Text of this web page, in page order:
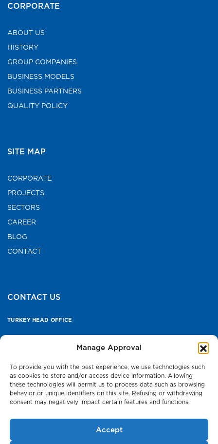
Manage Approval
To provide you with the best experience, we use technologies such
as cookies to store and/or access device information. Allowing
these technologies will permit us to process data such as browsing
behavior or unique identifiers on this site. Refusing or withdrawing
consent may negatively impact certain features and functions.
Accept
CORPORATE
ABOUT US
HISTORY
GROUP COMPANIES
BUSINESS MODELS
BUSINESS PARTNERS
QUALITY POLICY
SITE MAP
CORPORATE
PROJECTS
SECTORS
CAREER
BLOG
CONTACT
CONTACT US
TURKEY HEAD OFFICE
Cookie Policy